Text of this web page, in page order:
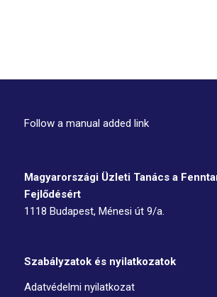
Follow a manual added link
Magyarországi Üzleti Tanács a
Fejlődésért
1118 Budapest, Ménesi út 9/a.
Szabályzatok és nyilatkozatok
Adatvédelmi nyilatkozat